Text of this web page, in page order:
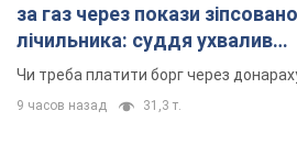
за газ через покази
лічильника: суддя ухвалив
неочікуване рішення
Чи треба платити борг через
9 часов назад 31,3 т.